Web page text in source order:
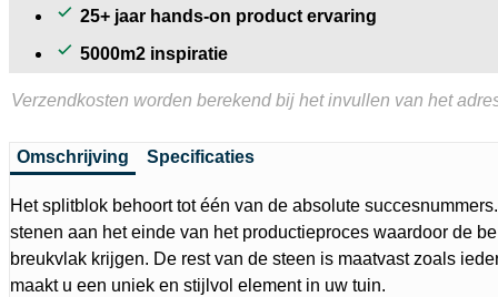
25+ jaar hands-on product ervaring
5000m2 inspiratie
Verzendkosten worden berekend bij het invullen van het
Omschrijving Specificaties
Het splitblok behoort tot één van de absolute
stenen aan het einde van het productieproces waardoor de
breukvlak krijgen. De rest van de steen is maatvast zoals
maakt u een uniek en stijlvol element in uw tuin.